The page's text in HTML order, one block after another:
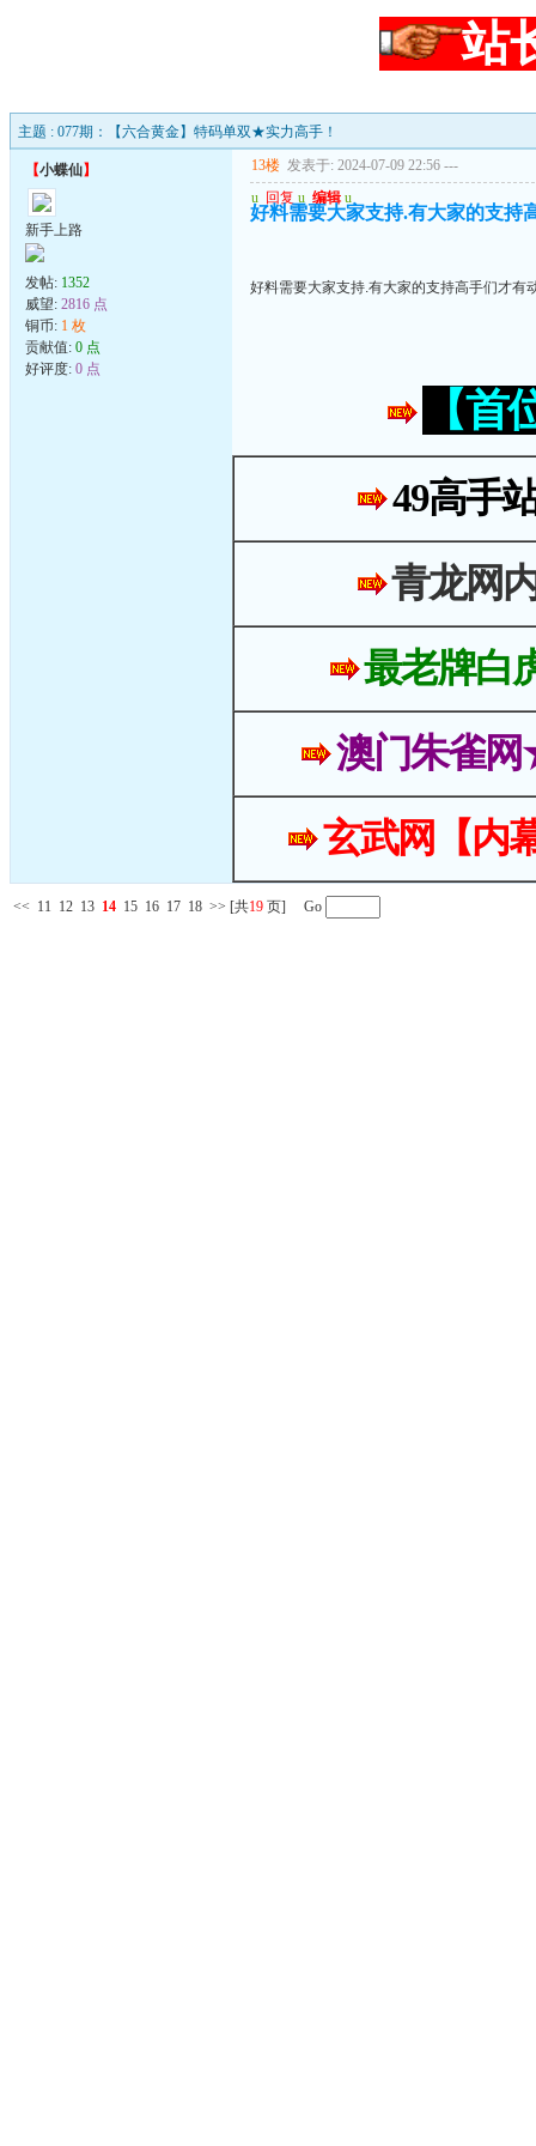
站
主题 : 077期：【六合黄金】特码单双★实力高手！
【小蝶仙】
新手上路
发帖: 1352
威望: 2816 点
铜币: 1 枚
贡献值: 0 点
好评度: 0 点
13楼 发表于: 2024-07-09 22:56 ---
u 回复 u 编辑 u
好料需要大家支持.有大家的支持
好料需要大家支持.有大家的支持高手们才有
【
49高手
青龙网
最老牌白
澳门朱雀
玄武网【内
<< 11 12 13 14 15 16 17 18 >> [共19 页] Go